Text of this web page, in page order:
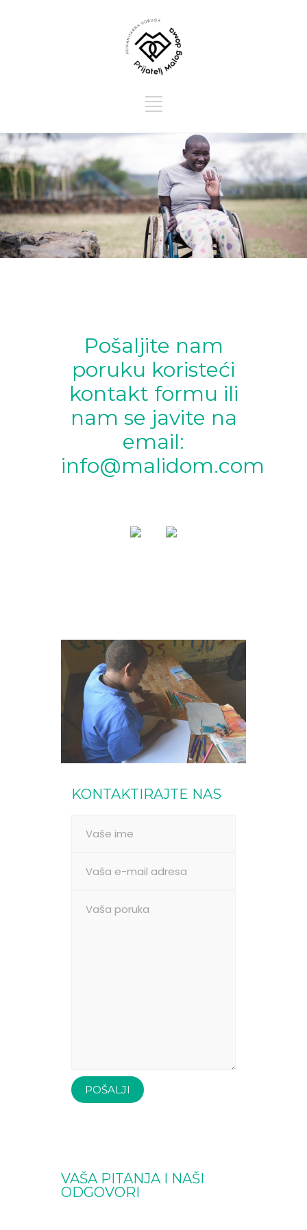
Pošaljite nam
poruku koristeći
kontakt formu ili
nam se javite na
email:
info@malidom.com
KONTAKTIRAJTE NAS
VAŠA PITANJA I NAŠI
ODGOVORI